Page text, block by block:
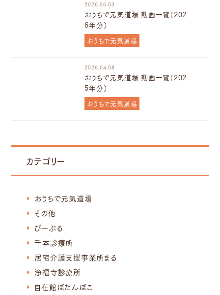
2026.06.03
おうちで元気道場 動画一覧（202
6年分）
おうちで元気道場
2026.04.08
おうちで元気道場 動画一覧（202
5年分）
おうちで元気道場
カテゴリー
おうちで元気道場
その他
びーぶる
千本診療所
居宅介護支援事業所まる
浄福寺診療所
自在館ぼたんぼこ